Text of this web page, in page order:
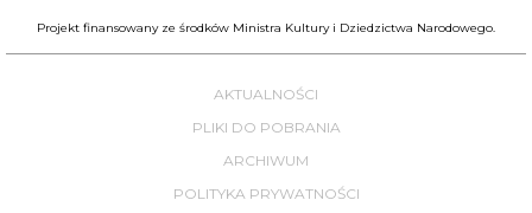
Projekt finansowany ze środków Ministra Kultury i Dziedzictwa Narodowego.
AKTUALNOŚCI
PLIKI DO POBRANIA
ARCHIWUM
POLITYKA PRYWATNOŚCI